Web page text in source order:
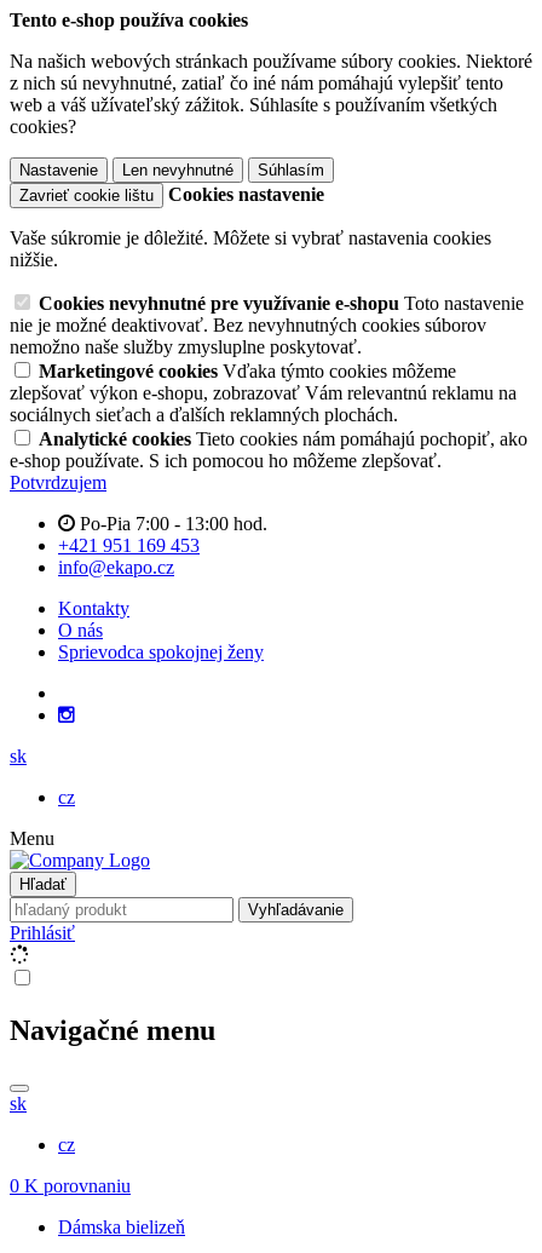
Tento e-shop používa cookies
Na našich webových stránkach používame súbory cookies. Niektoré
z nich sú nevyhnutné, zatiaľ čo iné nám pomáhajú vylepšiť tento
web a váš užívateľský zážitok. Súhlasíte s používaním všetkých
cookies?
Nastavenie Len nevyhnutné
Súhlasím
Zavrieť cookie lištu
Cookies nastavenie
Vaše súkromie je dôležité. Môžete si vybrať nastavenia cookies
nižšie.
Cookies nevyhnutné pre využívanie e-shopu Toto nastavenie
nie je možné deaktivovať. Bez nevyhnutných cookies súborov
nemožno naše služby zmysluplne poskytovať.
Marketingové cookies Vďaka týmto cookies môžeme
zlepšovať výkon e-shopu, zobrazovať Vám relevantnú reklamu na
sociálnych sieťach a ďalších reklamných plochách.
Analytické cookies Tieto cookies nám pomáhajú pochopiť, ako
e-shop používate. S ich pomocou ho môžeme zlepšovať.
Potvrdzujem
Po-Pia 7:00 - 13:00 hod.
+421 951 169 453
info@ekapo.cz
Kontakty
O nás
Sprievodca spokojnej ženy
sk
cz
Menu
Hľadať
Vyhľadávanie
Prihlásiť
Navigačné menu
sk
cz
0 K porovnaniu
Dámska bielizeň